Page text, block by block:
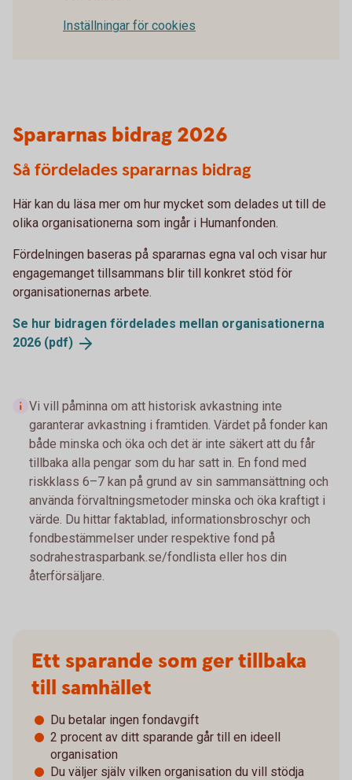
Inställningar för cookies
Spararnas bidrag 2026
Så fördelades spararnas bidrag
Här kan du läsa mer om hur mycket som delades ut till de
olika organisationerna som ingår i Humanfonden.
Fördelningen baseras på spararnas egna val och visar hur
engagemanget tillsammans blir till konkret stöd för
organisationernas arbete.
Se hur bidragen fördelades mellan organisationerna
2026 (pdf)
Vi vill påminna om att historisk avkastning inte
garanterar avkastning i framtiden. Värdet på fonder kan
både minska och öka och det är inte säkert att du får
tillbaka alla pengar som du har satt in. En fond med
riskklass 6–7 kan på grund av sin sammansättning och
använda förvaltningsmetoder minska och öka kraftigt i
värde. Du hittar faktablad, informationsbroschyr och
fondbestämmelser under respektive fond på
sodrahestrasparbank.se/fondlista eller hos din
återförsäljare.
Ett sparande som ger tillbaka
till samhället
Du betalar ingen fondavgift
2 procent av ditt sparande går till en ideell
organisation
Du väljer själv vilken organisation du vill stödja